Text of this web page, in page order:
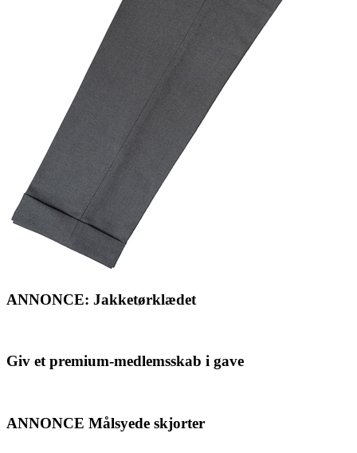
ANNONCE: Jakketørklædet
Giv et premium-medlemsskab i gave
ANNONCE Målsyede skjorter